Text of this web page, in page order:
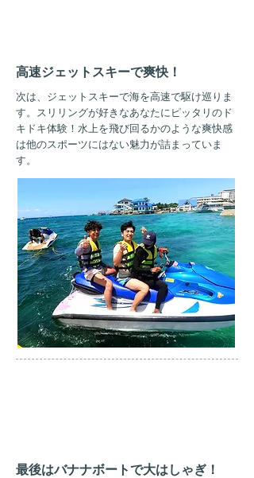
高速ジェットスキーで爽快！
次は、ジェットスキーで海を高速で駆け巡りま
す。スリリングが好きなあなたにピッタリのド
キドキ体験！水上を飛び回るかのような爽快感
は他のスポーツにはない魅力が詰まっていま
す。
最後はバナナボートで大はしゃぎ！